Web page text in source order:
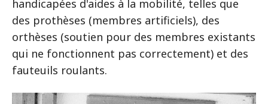
handicapées d'aides à la mobilité, telles que
des prothèses (membres artificiels), des
orthèses (soutien pour des membres existants
qui ne fonctionnent pas correctement) et des
fauteuils roulants.